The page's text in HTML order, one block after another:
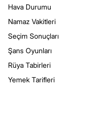
Hava Durumu
Namaz Vakitleri
Seçim Sonuçları
Şans Oyunları
Rüya Tabirleri
Yemek Tarifleri